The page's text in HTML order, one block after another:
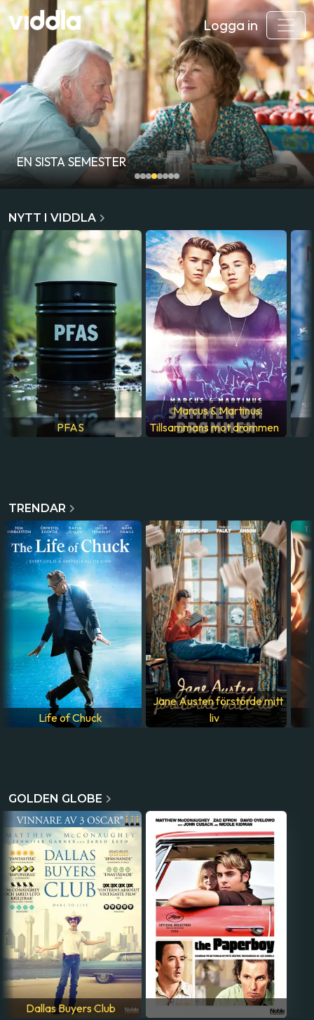
Logga in
EN SISTA SEMESTER
NYTT I VIDDLA
PFAS
Marcus & Martinus:
Tillsammans mot drömmen
TRENDAR
Life of Chuck
Jane Austen förstörde mitt
liv
GOLDEN GLOBE
Dallas Buyers Club